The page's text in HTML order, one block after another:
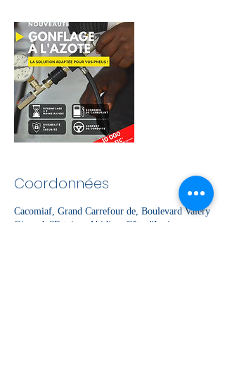
Coordonnées
Cacomiaf, Grand Carrefour de, Boulevard Valéry
Giscard d'Estaing, Abidjan, Côte d'Ivoire